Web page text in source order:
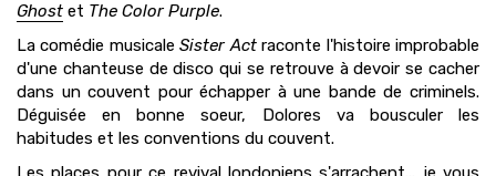
Ghost et The Color Purple.
La comédie musicaleSister Actraconte l'histoire improbable
d'une chanteuse de disco qui se retrouve à devoir se cacher
dans un couvent pour échapper à une bande de criminels.
Déguisée en bonne soeur, Dolores va bousculer les
habitudes et les conventions du couvent.